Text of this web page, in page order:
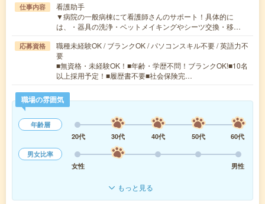
仕事内容
看護助手
▼病院の一般病棟にて看護師さんのサポート！具体的に
は、・器具の洗浄・ベットメイキングやシーツ交換・移…
応募資格
職種未経験OK / ブランクOK / パソコンスキル不要 / 英語力不
要
■無資格・未経験OK！■年齢・学歴不問！ブランクOK!■10名
以上採用予定！■履歴書不要■社会保険完…
職場の雰囲気
年齢層
20代
30代 40代 50代
60代
男女比率
女性
男性
もっと見る